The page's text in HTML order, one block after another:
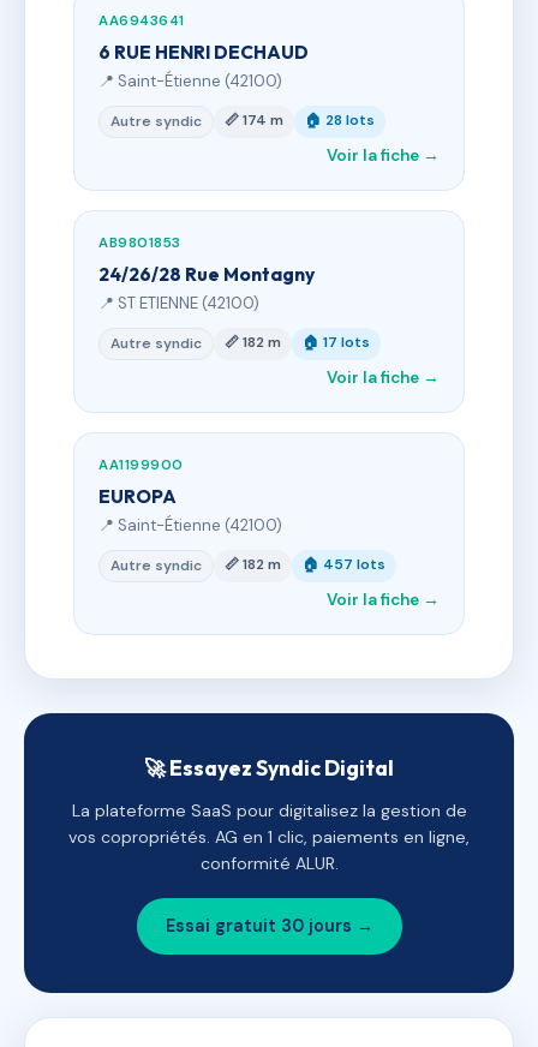
AA6943641
6 RUE HENRI DECHAUD
📍 Saint-Étienne (42100)
Autre syndic 📏 174 m 🏠 28 lots
Voir la fiche →
AB9801853
24/26/28 Rue Montagny
📍 ST ETIENNE (42100)
Autre syndic 📏 182 m 🏠 17 lots
Voir la fiche →
AA1199900
EUROPA
📍 Saint-Étienne (42100)
Autre syndic 📏 182 m 🏠 457 lots
Voir la fiche →
🚀 Essayez Syndic Digital
La plateforme SaaS pour digitalisez la gestion de
vos copropriétés. AG en 1 clic, paiements en ligne,
conformité ALUR.
Essai gratuit 30 jours →